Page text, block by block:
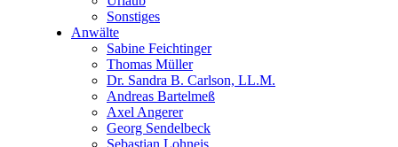
Sonstiges
Anwälte
Sabine Feichtinger
Thomas Müller
Dr. Sandra B. Carlson, LL.M.
Andreas Bartelmeß
Axel Angerer
Georg Sendelbeck
Sebastian Lohneis